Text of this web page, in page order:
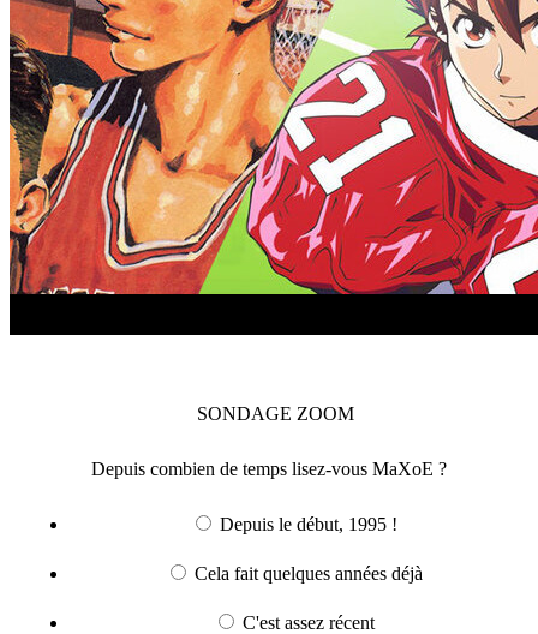
SONDAGE ZOOM
Depuis combien de temps lisez-vous MaXoE ?
Depuis le début, 1995 !
Cela fait quelques années déjà
C'est assez récent